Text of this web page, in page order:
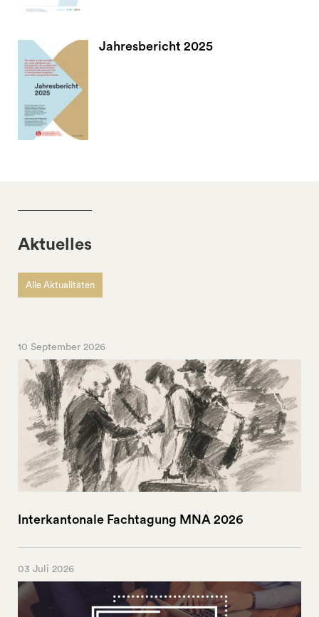
Jahresbericht 2025
Aktuelles
Alle Aktualitäten
10 September 2026
Interkantonale Fachtagung MNA 2026
03 Juli 2026